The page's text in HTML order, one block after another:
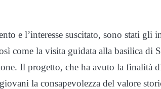
e l’interesse suscitato, sono stati gli
come la visita guidata alla basilica di
Il progetto, che ha avuto la finalità
la consapevolezza del valore